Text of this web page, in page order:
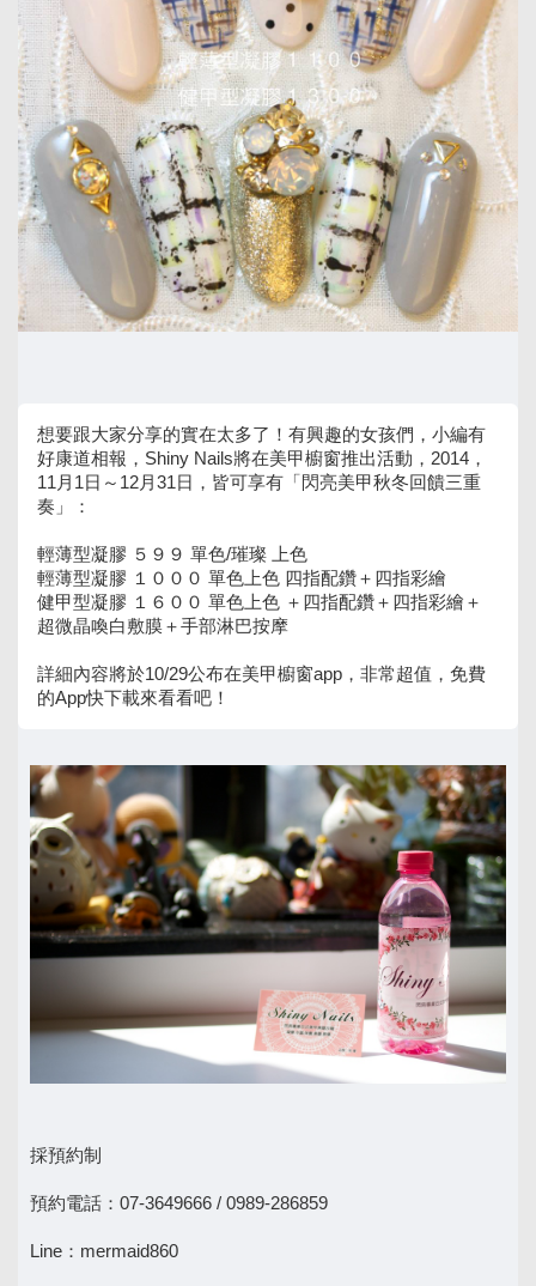
想要跟大家分享的實在太多了！有興趣的女孩們，小編有
好康道相報，Shiny Nails將在美甲櫥窗推出活動，2014，
11月1日～12月31日，皆可享有「閃亮美甲秋冬回饋三重
奏」：
輕薄型凝膠 ５９９ 單色/璀璨 上色
輕薄型凝膠 １０００ 單色上色 四指配鑽＋四指彩繪
健甲型凝膠 １６００ 單色上色 ＋四指配鑽＋四指彩繪＋
超微晶喚白敷膜＋手部淋巴按摩
詳細內容將於10/29公布在美甲櫥窗app，非常超值，免費
的App快下載來看看吧！
採預約制
預約電話：07-3649666 / 0989-286859
Line：mermaid860